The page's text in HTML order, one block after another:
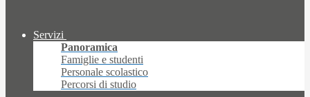
Servizi
Panoramica
Famiglie e studenti
Personale scolastico
Percorsi di studio